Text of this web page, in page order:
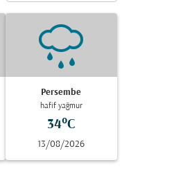
Persembe
hafif yağmur
34°C
13/08/2026